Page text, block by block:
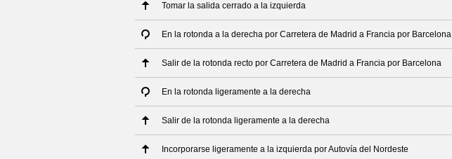
Tomar la salida cerrado a la izquierda
En la rotonda a la derecha por Carretera de Madrid a Francia por Barcelona
Salir de la rotonda recto por Carretera de Madrid a Francia por Barcelona
En la rotonda ligeramente a la derecha
Salir de la rotonda ligeramente a la derecha
Incorporarse ligeramente a la izquierda por Autovía del Nordeste